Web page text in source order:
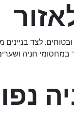
לצד
במחסומי חניה